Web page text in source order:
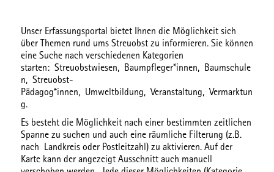
Unser Erfassungsportal bietet Ihnen die Möglichkeit sich
über Themen rund ums Streuobst zu informieren. Sie können
eine Suche nach verschiedenen Kategorien
starten: Streuobstwiesen, Baumpfleger*innen, Baumschule
n, Streuobst-
Pädagog*innen, Umweltbildung,Veranstaltung,Vermarktun
g.
Es besteht die Möglichkeit nach einer bestimmten zeitlichen
Spannezu suchen und auch eine räumliche Filterung (z.B.
nach Landkreis oder Postleitzahl) zu aktivieren. Auf der
Karte kann der angezeigt Ausschnitt auch manuell